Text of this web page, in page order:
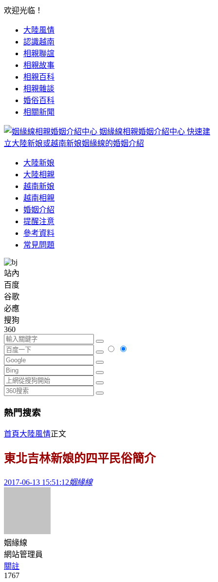
欢迎光临！
大陸風情
認識越南
相親聯誼
相親故事
相親百科
相親雜談
婚俗百科
相關新聞
姻緣線相親婚姻介紹中心 快速建
立大陸新娘或越南新娘姻緣線的婚姻介紹
大陸新娘
大陸相親
越南新娘
越南相親
婚姻介紹
提醒注意
參考資料
常見問題
站內
百度
谷歌
必應
搜狗
360
熱門搜索
首頁大陸風情正文
東北吉林新娘的四平民俗簡介
2017-06-13 15:51:12姻緣線
姻緣線
網站管理員
關註
1767